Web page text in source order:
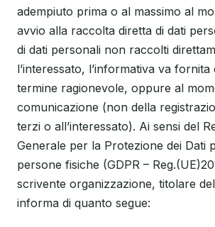
adempiuto prima o al massimo al
avvio alla raccolta diretta di dati
di dati personali non raccolti
l’interessato, l’informativa va
termine ragionevole, oppure al
comunicazione (non della
terzi o all’interessato). Ai sensi del
Generale per la Protezione dei Dati
persone fisiche (GDPR –
scrivente organizzazione, titolare
informa di quanto segue: